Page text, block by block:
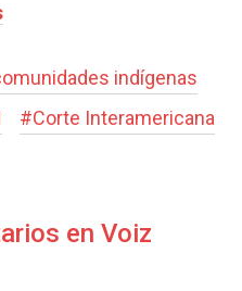
indígenas
#Corte Interamericana
en Voiz